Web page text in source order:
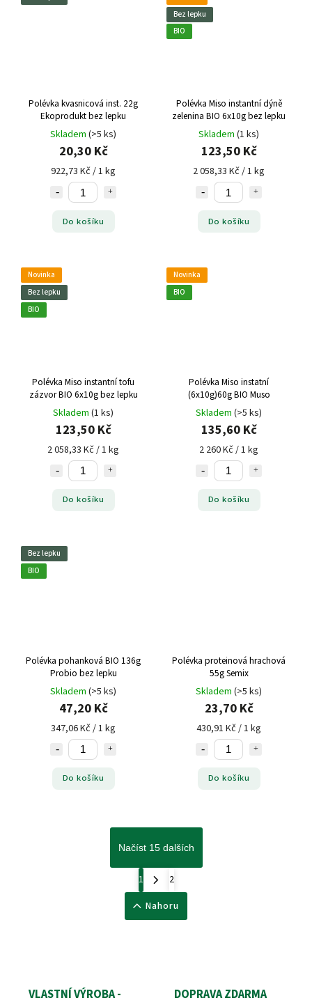
Polévka kvasnicová inst. 22g
Ekoprodukt bez lepku
Skladem (>5 ks)
20,30 Kč
922,73 Kč / 1 kg
Do košíku
Bez lepku
BIO
Polévka Miso instantní dýně
zelenina BIO 6x10g bez lepku
Skladem (1 ks)
123,50 Kč
2 058,33 Kč / 1 kg
Do košíku
Novinka
Bez lepku
BIO
Polévka Miso instantní tofu
zázvor BIO 6x10g bez lepku
Skladem (1 ks)
123,50 Kč
2 058,33 Kč / 1 kg
Do košíku
Novinka
BIO
Polévka Miso instatní
(6x10g)60g BIO Muso
Skladem (>5 ks)
135,60 Kč
2 260 Kč / 1 kg
Do košíku
Bez lepku
BIO
Polévka pohanková BIO 136g
Probio bez lepku
Skladem (>5 ks)
47,20 Kč
347,06 Kč / 1 kg
Do košíku
Polévka proteinová hrachová
55g Semix
Skladem (>5 ks)
23,70 Kč
430,91 Kč / 1 kg
Do košíku
Načíst 15 dalších
1
2
Nahoru